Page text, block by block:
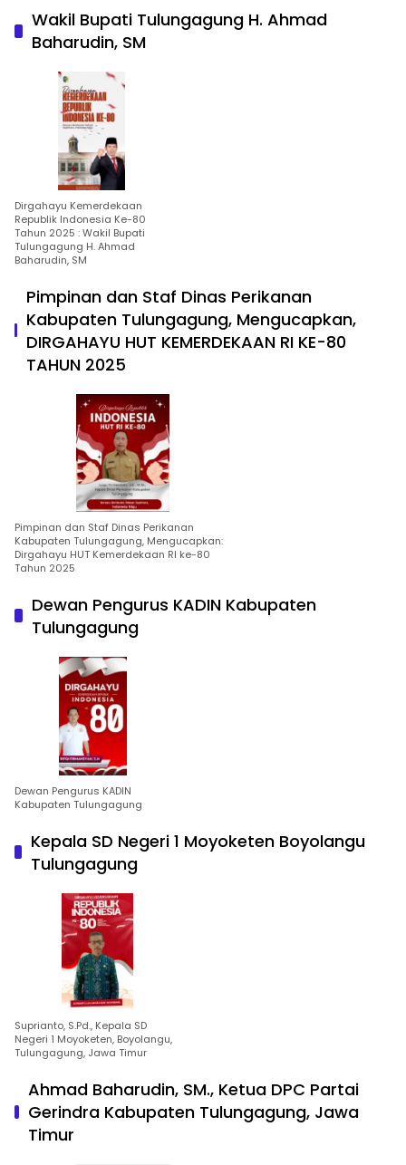
Wakil Bupati Tulungagung H. Ahmad
Baharudin, SM
Dirgahayu Kemerdekaan
Republik Indonesia Ke-80
Tahun 2025 : Wakil Bupati
Tulungagung H. Ahmad
Baharudin, SM
Pimpinan dan Staf Dinas Perikanan
Kabupaten Tulungagung, Mengucapkan,
DIRGAHAYU HUT KEMERDEKAAN RI KE-80
TAHUN 2025
Pimpinan dan Staf Dinas Perikanan
Kabupaten Tulungagung, Mengucapkan:
Dirgahayu HUT Kemerdekaan RI ke-80
Tahun 2025
Dewan Pengurus KADIN Kabupaten
Tulungagung
Dewan Pengurus KADIN
Kabupaten Tulungagung
Kepala SD Negeri 1 Moyoketen Boyolangu
Tulungagung
Suprianto, S.Pd., Kepala SD
Negeri 1 Moyoketen, Boyolangu,
Tulungagung, Jawa Timur
Ahmad Baharudin, SM., Ketua DPC Partai
Gerindra Kabupaten Tulungagung, Jawa
Timur